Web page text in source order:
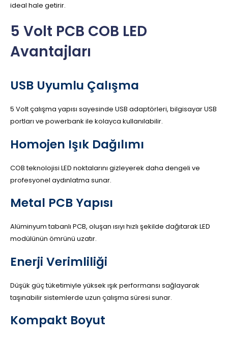
ideal hale getirir.
5 Volt PCB COB LED
Avantajları
USB Uyumlu Çalışma
5 Volt çalışma yapısı sayesinde USB adaptörleri, bilgisayar USB
portları ve powerbank ile kolayca kullanılabilir.
Homojen Işık Dağılımı
COB teknolojisi LED noktalarını gizleyerek daha dengeli ve
profesyonel aydınlatma sunar.
Metal PCB Yapısı
Alüminyum tabanlı PCB, oluşan ısıyı hızlı şekilde dağıtarak LED
modülünün ömrünü uzatır.
Enerji Verimliliği
Düşük güç tüketimiyle yüksek ışık performansı sağlayarak
taşınabilir sistemlerde uzun çalışma süresi sunar.
Kompakt Boyut